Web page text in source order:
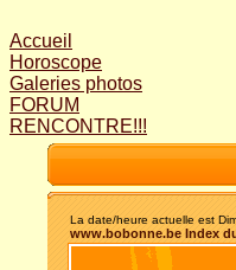
Accueil
Horoscope
Galeries photos
FORUM
RENCONTRE!!!
La date/heure actuelle est
www.bobonne.be Index